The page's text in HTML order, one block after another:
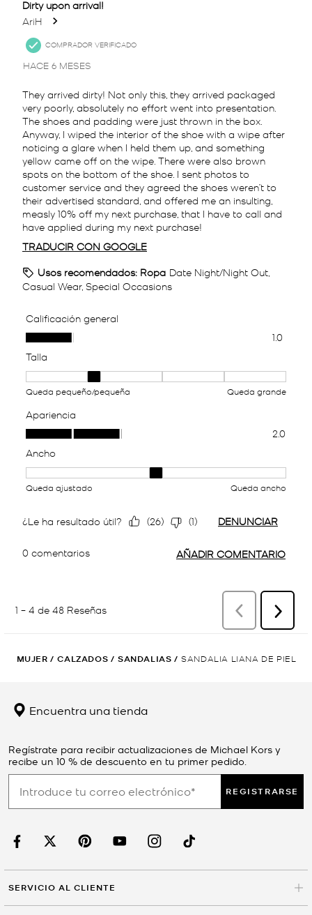
MUJER / CALZADOS / SANDALIAS / SANDALIA LIANA DE PIEL
Encuentra una tienda
Regístrate para recibir actualizaciones de Michael Kors y
recibe un 10 % de descuento en tu primer pedido.
REGISTRARSE
SERVICIO AL CLIENTE